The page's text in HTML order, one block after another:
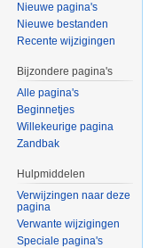
Nieuwe pagina's
Nieuwe bestanden
Recente wijzigingen
Bijzondere pagina's
Alle pagina's
Beginnetjes
Willekeurige pagina
Zandbak
Hulpmiddelen
Verwijzingen naar deze
pagina
Verwante wijzigingen
Speciale pagina's